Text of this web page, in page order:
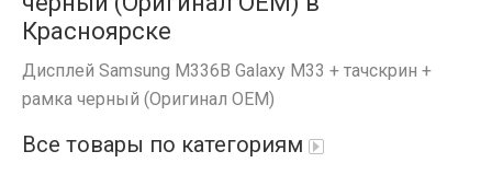
Красноярске
Дисплей Samsung M336B Galaxy M33 + тачскрин +
рамка черный (Оригинал OEM)
Все товары по категориям